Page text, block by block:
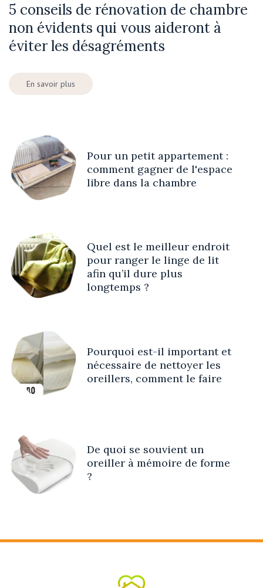
5 conseils de rénovation de chambre
non évidents qui vous aideront à
éviter les désagréments
En savoir plus
Pour un petit appartement :
comment gagner de l'espace
libre dans la chambre
Quel est le meilleur endroit
pour ranger le linge de lit
afin qu’il dure plus
longtemps ?
Pourquoi est-il important et
nécessaire de nettoyer les
oreillers, comment le faire
De quoi se souvient un
oreiller à mémoire de forme
?